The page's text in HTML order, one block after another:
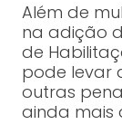
Além de
na adição
de
pode levar
outras
ainda mais